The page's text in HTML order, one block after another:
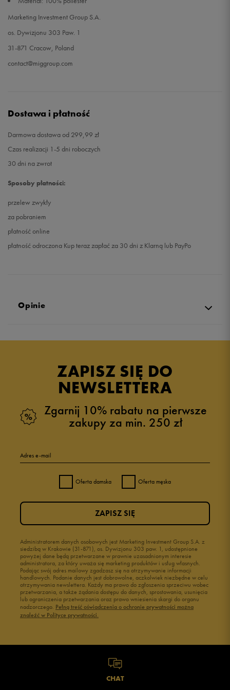
Marketing Investment Group S.A.
os. Dywizjonu 303 Paw. 1
31-871 Cracow, Poland
contact@miggroup.com
Dostawa i płatność
Darmowa dostawa od 299,99 zł
Czas realizacji 1-5 dni roboczych
30 dni na zwrot
Sposoby płatności:
przelew zwykły
za pobraniem
płatność online
płatność odroczona Kup teraz zapłać za 30 dni z Klarną lub PayPo
Opinie
ZAPISZ SIĘ DO
NEWSLETTERA
Zgarnij 10% rabatu na pierwsze
zakupy za min. 250 zł
Adres e-mail
Oferta damska Oferta męska
Administratorem danych osobowych jest Marketing Investment Group S.A. z
siedzibą w Krakowie (31-871), os. Dywizjonu 303 paw. 1, udostępnione
powyżej dane będą przetwarzane w prawnie uzasadnionym interesie
administratora, za który uważa się marketing produktów i usług własnych.
Podając swój adres mailowy zgadzasz się na otrzymywanie informacji
handlowych. Podanie danych jest dobrowolne, aczkolwiek niezbędne w celu
otrzymywania newslettera. Każdy ma prawo do zgłoszenia sprzeciwu wobec
przetwarzania, a także żądania dostępu do danych, sprostowania, usunięcia
lub ograniczenia przetwarzania oraz prawo wniesienia skargi do organu
nadzorczego. Pełną treść oświadczenia o ochronie prywatności można
znaleźć w Polityce prywatności.
ZAPISZ SIĘ
CHAT